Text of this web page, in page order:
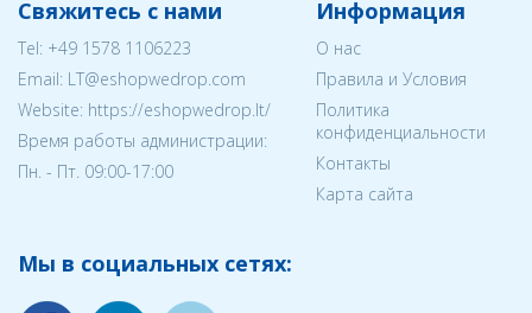
Свяжитесь с нами
Tel: +49 1578 1106223
Email: LT@eshopwedrop.com
Website: https://eshopwedrop.lt/
Время работы администрации:
Пн. - Пт. 09:00-17:00
Информация
О нас
Правила и Условия
Политика
конфиденциальности
Контакты
Карта сайта
Мы в социальных сетях: